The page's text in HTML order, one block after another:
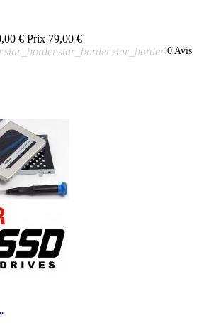
€ Prix 79,00 €
star_borderstar_borderstar_border 0 Avis